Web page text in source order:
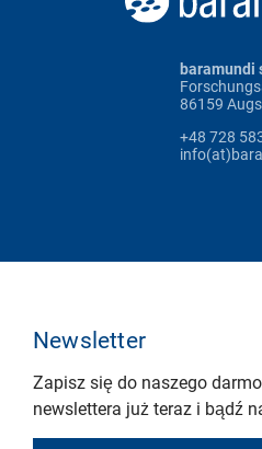
baramundi
86159
+48 728
Newsletter
Zapisz się do naszego
newslettera już teraz i bądź